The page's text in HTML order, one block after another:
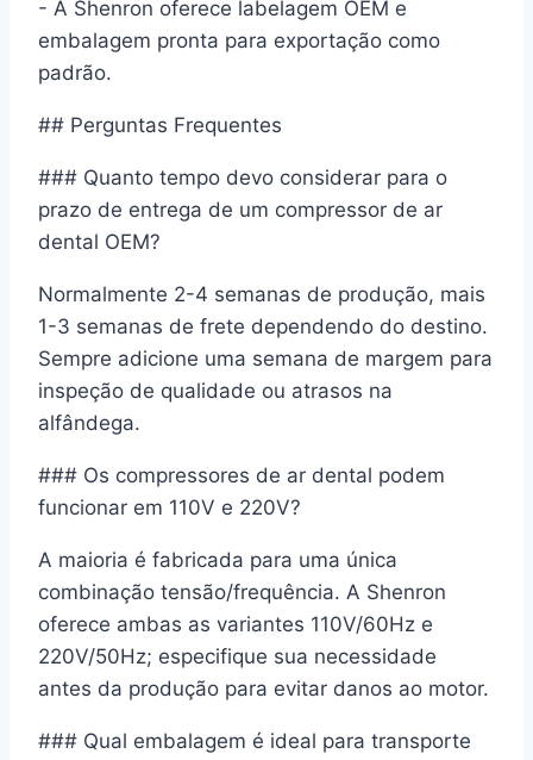
- A Shenron oferece labelagem OEM e
embalagem pronta para exportação como
padrão.
## Perguntas Frequentes
### Quanto tempo devo considerar para o
prazo de entrega de um compressor de ar
dental OEM?
Normalmente 2-4 semanas de produção, mais
1-3 semanas de frete dependendo do destino.
Sempre adicione uma semana de margem para
inspeção de qualidade ou atrasos na
alfândega.
### Os compressores de ar dental podem
funcionar em 110V e 220V?
A maioria é fabricada para uma única
combinação tensão/frequência. A Shenron
oferece ambas as variantes 110V/60Hz e
220V/50Hz; especifique sua necessidade
antes da produção para evitar danos ao motor.
### Qual embalagem é ideal para transporte